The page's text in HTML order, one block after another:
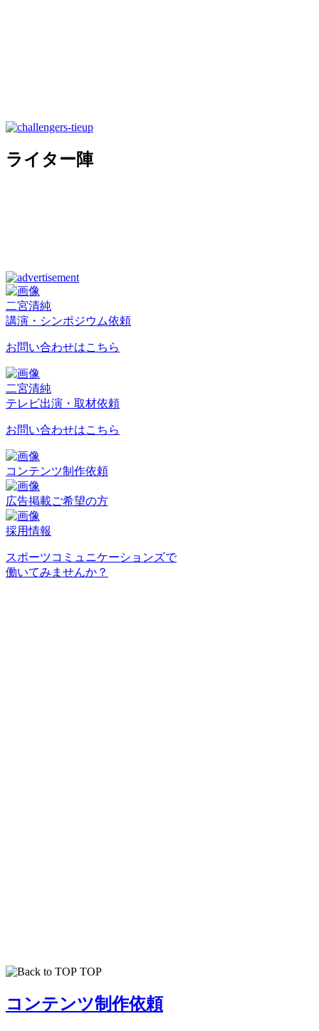
ライター陣
二宮清純
講演・シンポジウム依頼
お問い合わせはこちら
二宮清純
テレビ出演・取材依頼
お問い合わせはこちら
コンテンツ制作依頼
広告掲載ご希望の方
採用情報
スポーツコミュニケーションズで
働いてみませんか？
TOP
コンテンツ制作依頼